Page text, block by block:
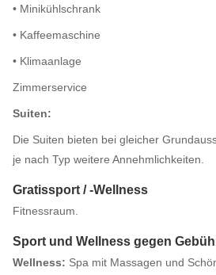
• Minikühlschrank
• Kaffeemaschine
• Klimaanlage
Zimmerservice
Suiten:
Die Suiten bieten bei gleicher
je nach Typ weitere Annehmlichkeiten.
Gratissport / -Wellness
Fitnessraum.
Sport und Wellness gegen
Wellness: Spa mit Massagen und